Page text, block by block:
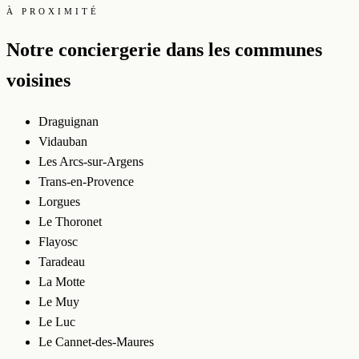
À PROXIMITÉ
Notre conciergerie dans les communes
voisines
Draguignan
Vidauban
Les Arcs-sur-Argens
Trans-en-Provence
Lorgues
Le Thoronet
Flayosc
Taradeau
La Motte
Le Muy
Le Luc
Le Cannet-des-Maures